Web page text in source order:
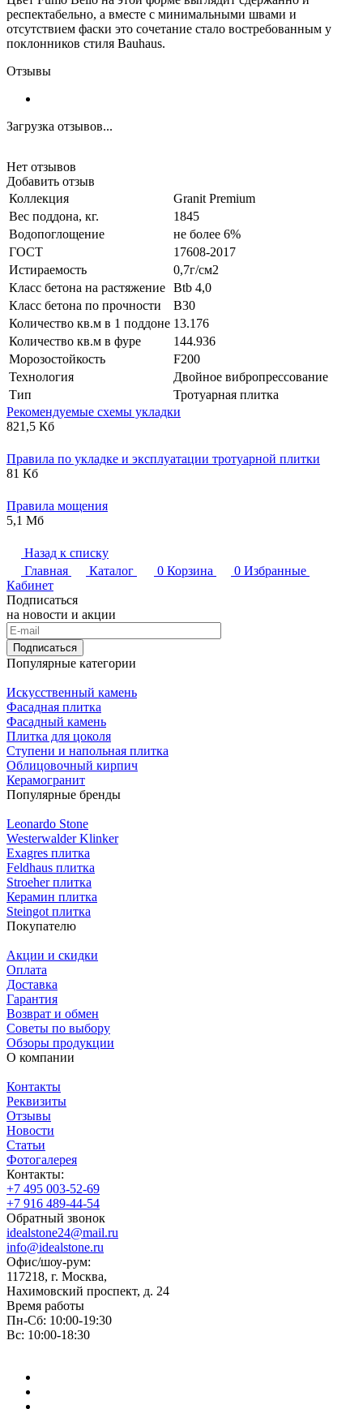
респектабельно, а вместе с минимальными швами и
отсутствием фаски это сочетание стало востребованным у
поклонников стиля Bauhaus.
Отзывы
Загрузка отзывов...
Нет отзывов
Добавить отзыв
Коллекция
Granit Premium
Вес поддона, кг.
1845
Водопоглощение
не более 6%
ГОСТ
17608-2017
Истираемость
0,7г/см2
Класс бетона на растяжение Btb 4,0
Класс бетона по прочности
B30
Количество кв.м в 1 поддоне 13.176
Количество кв.м в фуре
144.936
Морозостойкость
F200
Технология
Двойное вибропрессование
Тип
Тротуарная плитка
Рекомендуемые схемы укладки
821,5 Кб
Правила по укладке и эксплуатации тротуарной плитки
81 Кб
Правила мощения
5,1 Мб
Назад к списку
Главная
Каталог 0 Корзина 0 Избранные
Кабинет
Подписаться
на новости и акции
Подписаться
Популярные категории
Искусственный камень
Фасадная плитка
Фасадный камень
Плитка для цоколя
Ступени и напольная плитка
Облицовочный кирпич
Керамогранит
Популярные бренды
Leonardo Stone
Westerwalder Klinker
Exagres плитка
Feldhaus плитка
Stroeher плитка
Керамин плитка
Steingot плитка
Покупателю
Акции и скидки
Оплата
Доставка
Гарантия
Возврат и обмен
Советы по выбору
Обзоры продукции
О компании
Контакты
Реквизиты
Отзывы
Новости
Статьи
Фотогалерея
Контакты:
+7 495 003-52-69
+7 916 489-44-54
Обратный звонок
idealstone24@mail.ru
info@idealstone.ru
Офис/шоу-рум:
117218, г. Москва,
Нахимовский проспект, д. 24
Время работы
Пн-Сб: 10:00-19:30
Вс: 10:00-18:30